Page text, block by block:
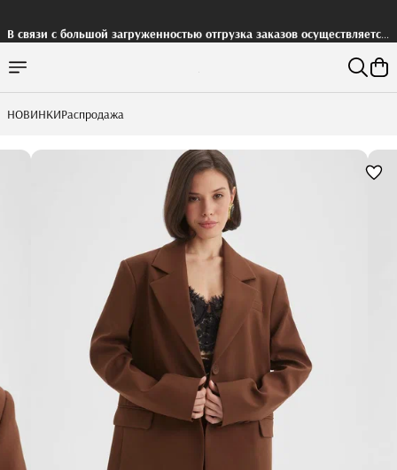
с задержкой
НОВИНКИРаспродажа